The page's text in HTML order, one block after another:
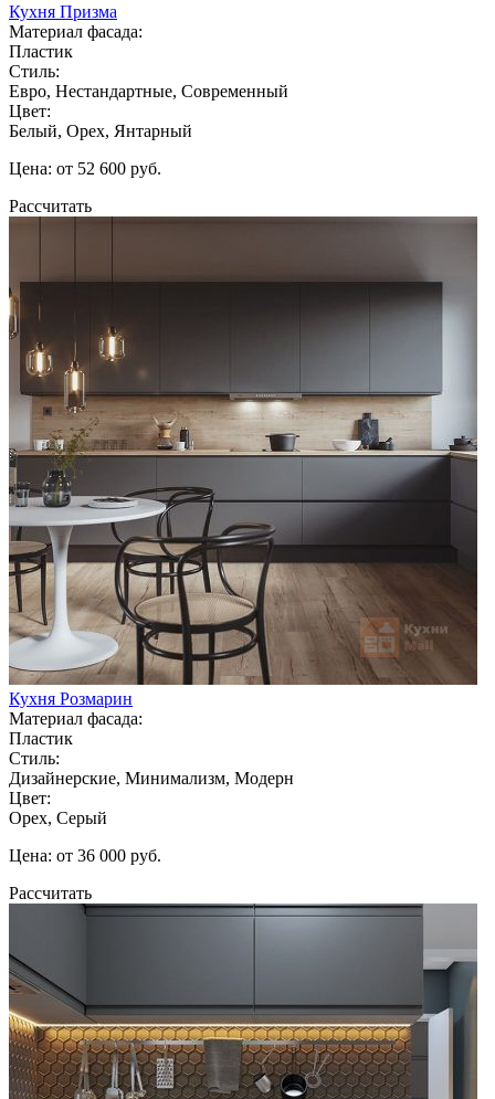
Кухня Призма
Материал фасада:
Пластик
Стиль:
Евро, Нестандартные, Современный
Цвет:
Белый, Орех, Янтарный
Цена: от 52 600 руб.
Рассчитать
Кухня Розмарин
Материал фасада:
Пластик
Стиль:
Дизайнерские, Минимализм, Модерн
Цвет:
Орех, Серый
Цена: от 36 000 руб.
Рассчитать